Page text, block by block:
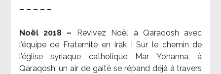
– – – – –
Noël 2018 –
Revivez Noël à Qaraqosh avec
l’équipe de Fraternité en Irak ! Sur le chemin de
l’église syriaque catholique Mar Yohanna, à
Qaraqosh, un air de gaité se répand déjà à travers